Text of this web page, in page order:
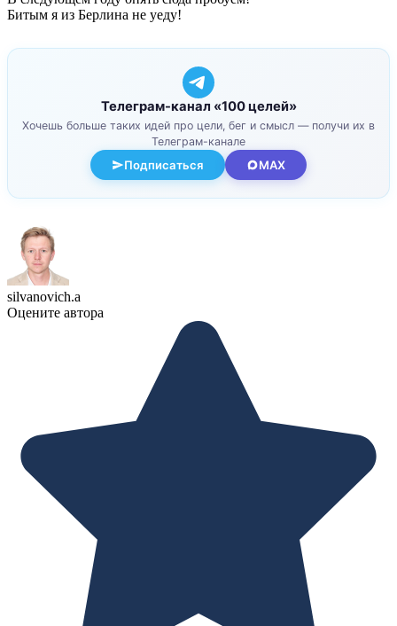
Битым я из Берлина не уеду!
Телеграм-канал «100 целей»
Хочешь больше таких идей про цели, бег и смысл — получи их в
Телеграм-канале
Подписаться MAX
silvanovich.a
Оцените автора